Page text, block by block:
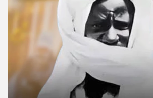
© Copyright 2025, APS